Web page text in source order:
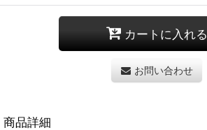
カートに入れる
お問い合わせ
商品詳細